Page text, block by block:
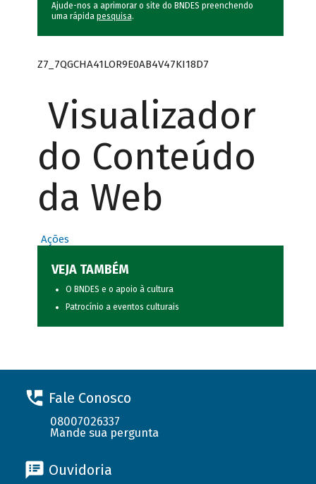
Ajude-nos a aprimorar o site do BNDES preenchendo
uma rápida pesquisa.
Z7_7QGCHA41LOR9E0AB4V47KI18D7
Visualizador
do Conteúdo
da Web
Ações
VEJA TAMBÉM
O BNDES e o apoio à cultura
Patrocínio a eventos culturais
Fale Conosco
08007026337
Mande sua pergunta
Ouvidoria